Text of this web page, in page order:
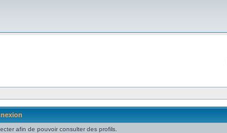
afin de pouvoir consulter des profils.